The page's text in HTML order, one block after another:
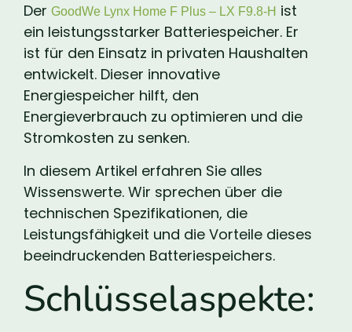
Der GoodWe Lynx Home F Plus – LX F9.8-H ist
ein leistungsstarker Batteriespeicher. Er
ist für den Einsatz in privaten Haushalten
entwickelt. Dieser innovative
Energiespeicher hilft, den
Energieverbrauch zu optimieren und die
Stromkosten zu senken.
In diesem Artikel erfahren Sie alles
Wissenswerte. Wir sprechen über die
technischen Spezifikationen, die
Leistungsfähigkeit und die Vorteile dieses
beeindruckenden Batteriespeichers.
Schlüsselaspekte: